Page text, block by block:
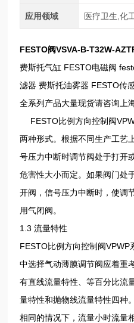
应用领域 医疗卫生,化
FESTO阀VSVA-B-T32W-
费斯托气缸 FESTO电磁阀
滤器 费斯托油雾器 FESTO传
全系列产品大量现货请咨询上
FESTO比例方向控制阀
两种形式。根据不同生产工艺
号压力中断时调节阀处于打开
危害性大小而定。如果阀门处
开阀，信号压力中断时，使调
用气闭阀。
1.3 流量特性
FESTO比例方向控制阀
中选择气动薄膜调节阀应着重
有直线流量特性、等百分比流
量特性和抛物线流量特性四种
相同的情况下，流量小时流量